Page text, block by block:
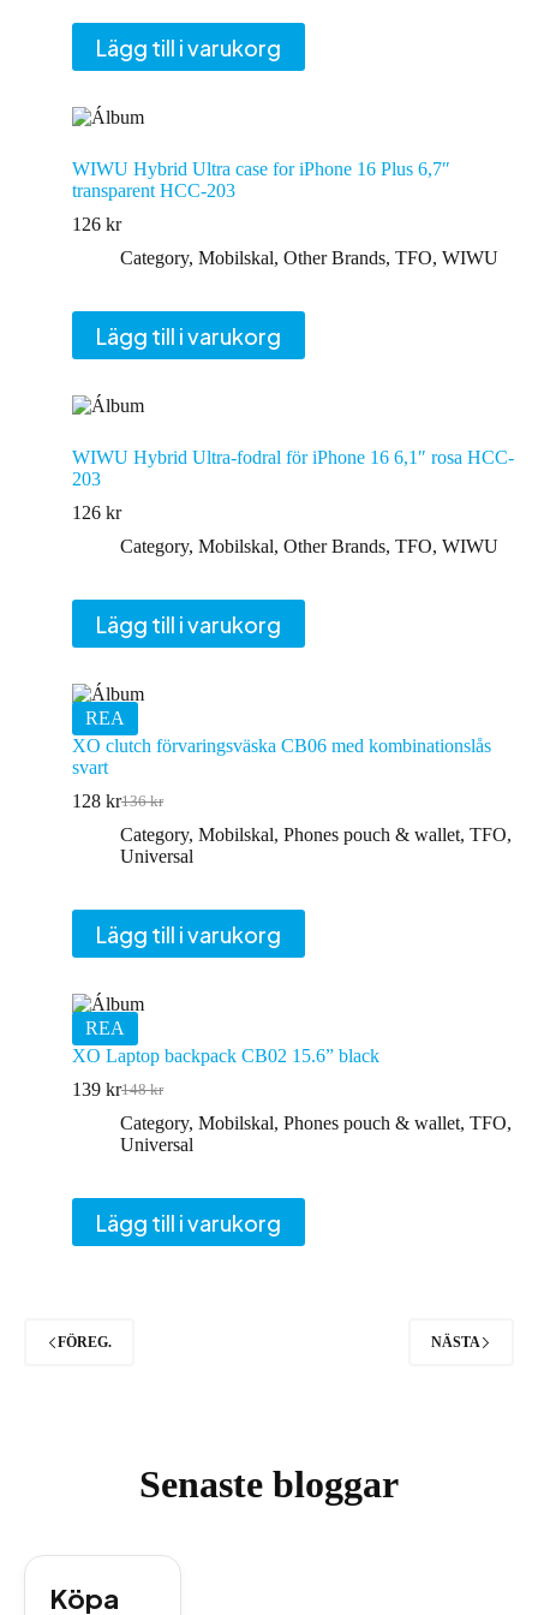
Lägg till i varukorg
WIWU Hybrid Ultra case for iPhone 16 Plus 6,7″
transparent HCC-203
126 kr
Category, Mobilskal, Other Brands, TFO, WIWU
Lägg till i varukorg
WIWU Hybrid Ultra-fodral för iPhone 16 6,1″ rosa HCC-
203
126 kr
Category, Mobilskal, Other Brands, TFO, WIWU
Lägg till i varukorg
REA
XO clutch förvaringsväska CB06 med kombinationslås
svart
136kr
Det
ursprungliga
priset
128 krDet
nuvarande
priset
Category, Mobilskal, Phones pouch & wallet, TFO,
Universal
Lägg till i varukorg
REA
XO Laptop backpack CB02 15.6” black
148kr
Det
ursprungliga
priset
139 krDet
nuvarande
priset
Category, Mobilskal, Phones pouch & wallet, TFO,
Universal
Lägg till i varukorg
FÖREG. NÄSTA
Senaste bloggar
Köpa